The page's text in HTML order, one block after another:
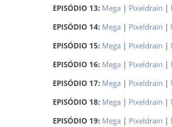
EPISÓDIO 13: Mega | Pixeldrain |
EPISÓDIO 14: Mega | Pixeldrain |
EPISÓDIO 15: Mega | Pixeldrain |
EPISÓDIO 16: Mega | Pixeldrain |
EPISÓDIO 17: Mega | Pixeldrain |
EPISÓDIO 18: Mega | Pixeldrain |
EPISÓDIO 19: Mega | Pixeldrain |